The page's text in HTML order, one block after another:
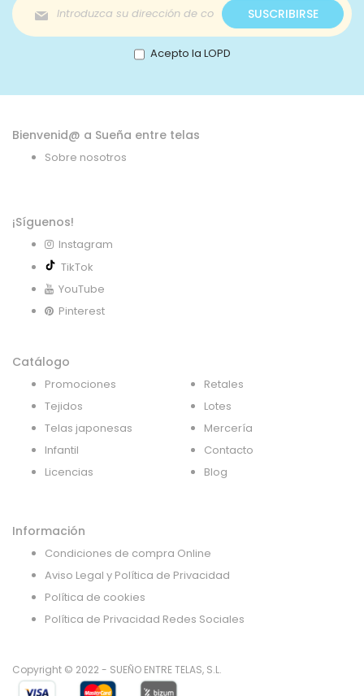
Inscríbase
a
nuestro
boletín
de
SUSCRIBIRSE
Acepto la LOPD
Bienvenid@ a Sueña entre telas
Sobre nosotros
¡Síguenos!
Instagram
TikTok
YouTube
Pinterest
Catálogo
Promociones
Tejidos
Telas japonesas
Infantil
Licencias
Retales
Lotes
Mercería
Contacto
Blog
Información
Condiciones de compra Online
Aviso Legal y Política de Privacidad
Política de cookies
Política de Privacidad Redes Sociales
Copyright © 2022 - SUEÑO ENTRE TELAS, S.L.